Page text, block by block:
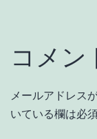
コメン
メールアドレス
いている欄は必